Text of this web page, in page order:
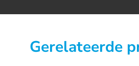
Gerelateerde